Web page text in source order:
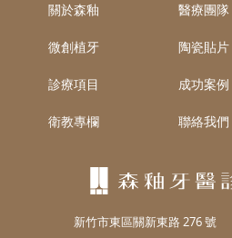
關於森釉 醫療團隊
微創植牙 陶瓷貼片
診療項目 成功案例
衛教專欄 聯絡我們
新竹市東區關新東路 276 號